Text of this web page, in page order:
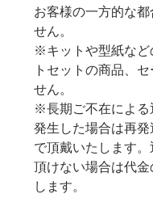
お客様の一方的な
せん。
※キットや型紙など
トセットの商品、
せん。
※長期ご不在による
発生した場合は再
で頂戴いたします
頂けない場合は代
します。